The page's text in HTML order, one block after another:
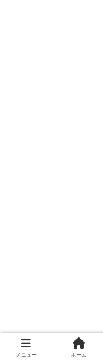
メニュー ホーム